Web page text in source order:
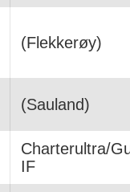
(Flekkerøy)
(Sauland)
Charterultra/
IF